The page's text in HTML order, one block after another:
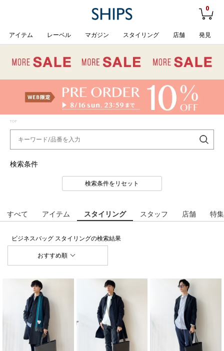
0
アイテム レーベル マガジン スタイリング 店舗 発見
TOP
検索条件
検索条件をリセット
すべて アイテム スタイリング スタッフ 店舗 特集
ビジネスバッグ スタイリングの検索結果
おすすめ順